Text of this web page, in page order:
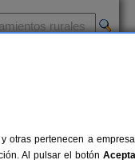
otras pertenecen a
Al pulsar el botón